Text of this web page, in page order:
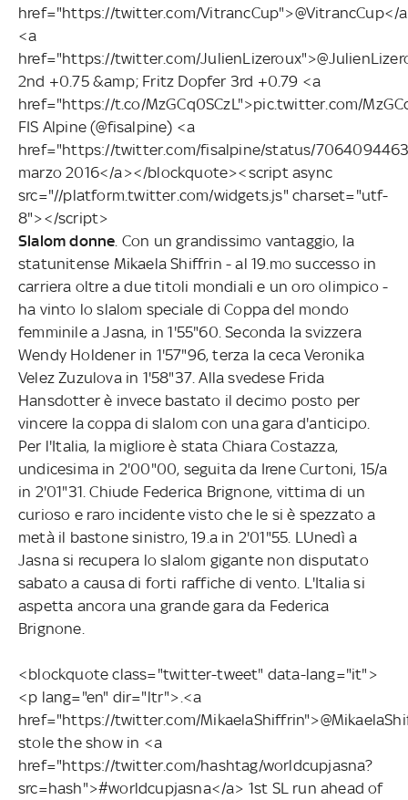
href="https://twitter.com/VitrancCup">@VitrancCup</
<a
href="https://twitter.com/
2nd +0.75 &amp; Fritz Dopfer 3rd +0.79 <a
href="https://t.co/MzGCq0SCzL">pic.twitter.com/
FIS Alpine (@fisalpine) <a
href="https://twitter.com/fisalpine/status/
marzo 2016</a></blockquote><script async
src="//platform.twitter.com/widgets.js" charset="utf-
8"></script>
Slalom donne . Con un grandissimo vantaggio, la
statunitense Mikaela Shiffrin - al 19.mo successo in
carriera oltre a due titoli mondiali e un oro olimpico -
ha vinto lo slalom speciale di Coppa del mondo
femminile a Jasna, in 1'55"60. Seconda la svizzera
Wendy Holdener in 1'57"96, terza la ceca Veronika
Velez Zuzulova in 1'58"37. Alla svedese Frida
Hansdotter è invece bastato il decimo posto per
vincere la coppa di slalom con una gara d'anticipo.
Per l'Italia, la migliore è stata Chiara Costazza,
undicesima in 2'00"00, seguita da Irene Curtoni, 15/a
in 2'01"31. Chiude Federica Brignone, vittima di un
curioso e raro incidente visto che le si è spezzato a
metà il bastone sinistro, 19.a in 2'01"55. LUnedì a
Jasna si recupera lo slalom gigante non disputato
sabato a causa di forti raffiche di vento. L'Italia si
aspetta ancora una grande gara da Federica
Brignone.
<blockquote class="twitter-tweet" data-lang="it">
<p lang="en" dir="ltr">.<a
href="https://twitter.com/
stole the show in <a
href="https://twitter.com/hashtag/worldcupjasna?
src=hash">#worldcupjasna</a> 1st SL run ahead of